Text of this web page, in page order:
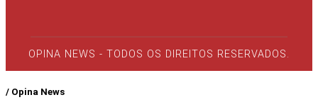
OPINA NEWS - TODOS OS DIREITOS RESERVADOS.
/ Opina News